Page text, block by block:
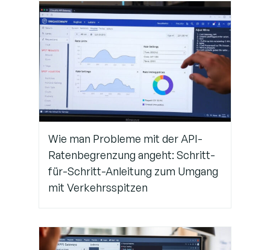
Wie man Probleme mit der API-
Ratenbegrenzung angeht: Schritt-
für-Schritt-Anleitung zum Umgang
mit Verkehrsspitzen